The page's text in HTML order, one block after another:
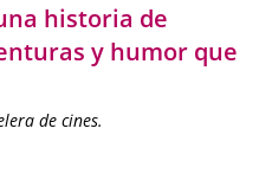
historia de
y humor que
de cines.